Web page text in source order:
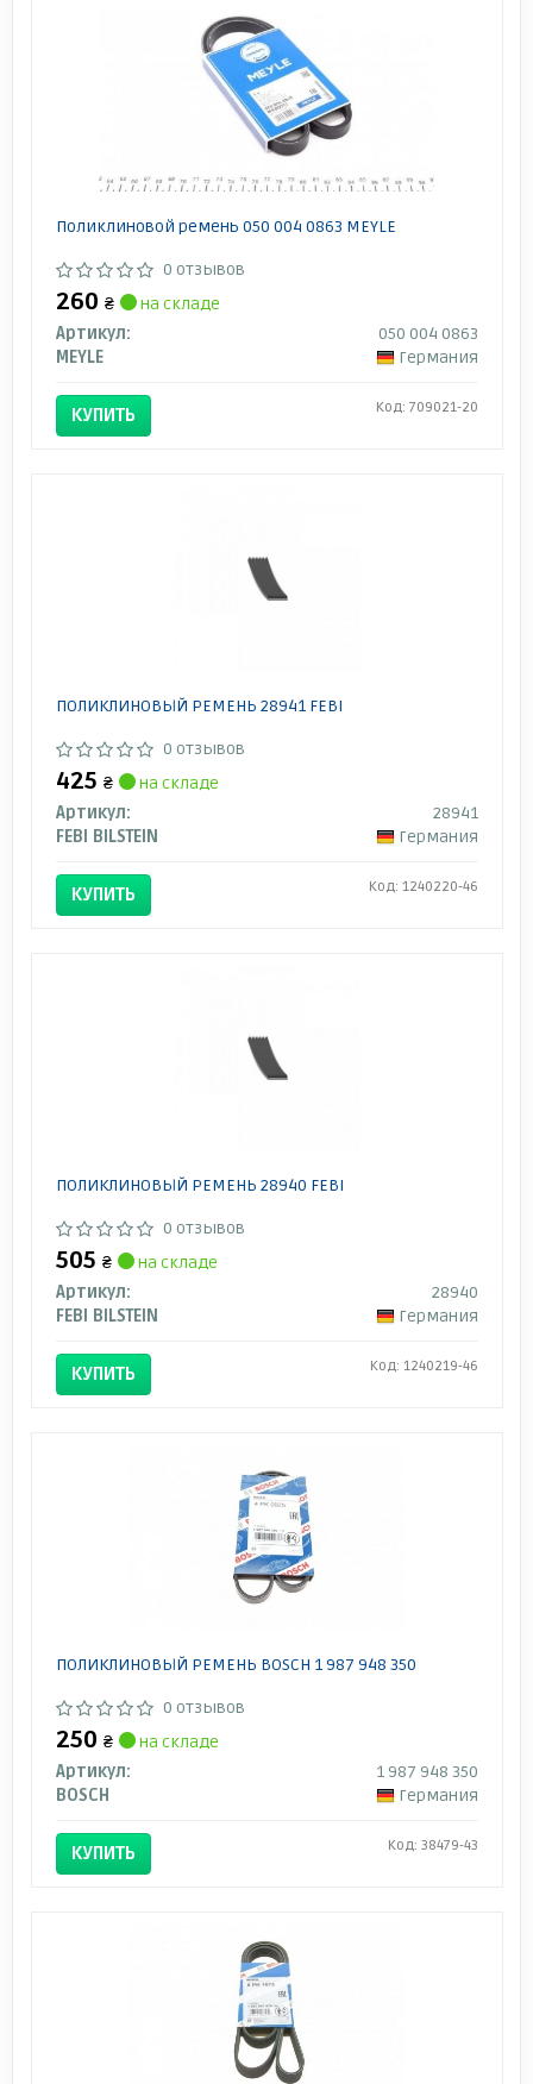
Поликлиновой ремень 050 004 0863 MEYLE
0 отзывов
260 ₴
на складе
Артикул:
050 004 0863
MEYLE
Германия
КУПИТЬ Код: 709021-20
ПОЛИКЛИНОВЫЙ РЕМЕНЬ 28941 FEBI
0 отзывов
425 ₴
на складе
Артикул:
28941
FEBI BILSTEIN
Германия
КУПИТЬ Код: 1240220-46
ПОЛИКЛИНОВЫЙ РЕМЕНЬ 28940 FEBI
0 отзывов
505 ₴
на складе
Артикул:
28940
FEBI BILSTEIN
Германия
КУПИТЬ Код: 1240219-46
ПОЛИКЛИНОВЫЙ РЕМЕНЬ BOSCH 1 987 948 350
0 отзывов
250 ₴
на складе
Артикул:
1 987 948 350
BOSCH
Германия
КУПИТЬ Код: 38479-43